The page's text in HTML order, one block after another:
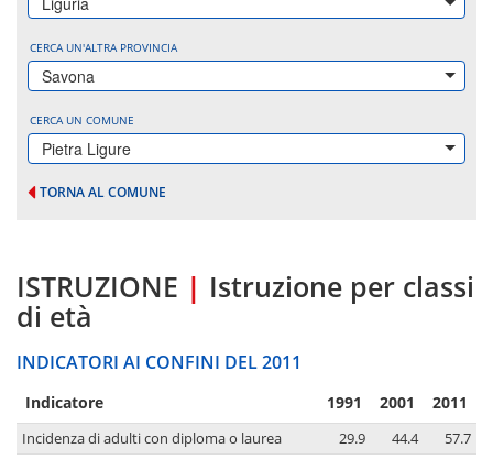
CERCA UN'ALTRA PROVINCIA
Savona
CERCA UN COMUNE
Pietra Ligure
TORNA AL COMUNE
ISTRUZIONE | Istruzione per classi
di età
INDICATORI AI CONFINI DEL 2011
Indicatore 1991 2001 2011
Incidenza di adulti con diploma o laurea 29.9 44.4
57.7